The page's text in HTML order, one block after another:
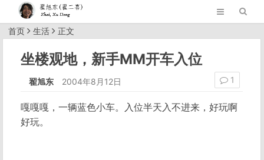
首页 生活 正文
坐楼观地，新手MM开车入位
翟旭东 2004年8月12日 1
嘎嘎嘎，一辆蓝色小车。入位半天入不进来，好玩啊
好玩。